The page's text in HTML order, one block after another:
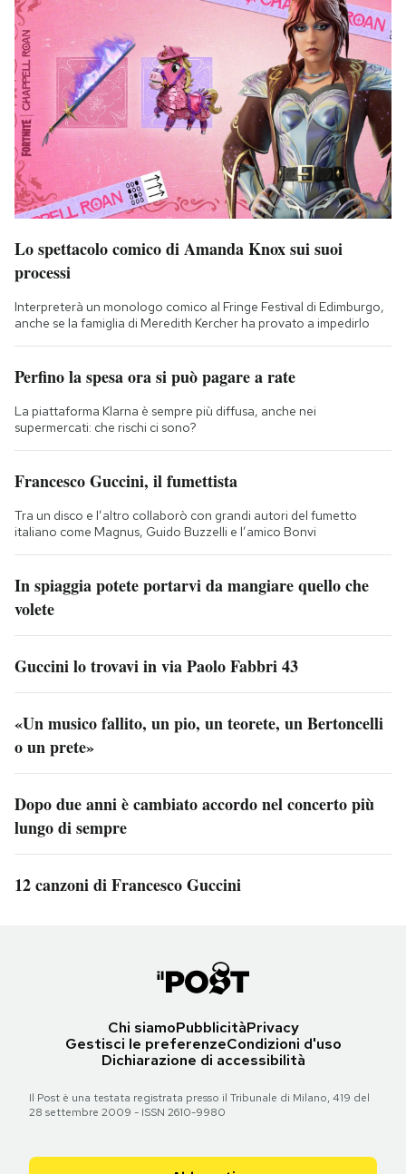
Lo spettacolo comico di Amanda Knox sui suoi
processi
Interpreterà un monologo comico al Fringe Festival di Edimburgo,
anche se la famiglia di Meredith Kercher ha provato a impedirlo
Perfino la spesa ora si può pagare a rate
La piattaforma Klarna è sempre più diffusa, anche nei
supermercati: che rischi ci sono?
Francesco Guccini, il fumettista
Tra un disco e l’altro collaborò con grandi autori del fumetto
italiano come Magnus, Guido Buzzelli e l’amico Bonvi
In spiaggia potete portarvi da mangiare quello che
volete
Guccini lo trovavi in via Paolo Fabbri 43
«Un musico fallito, un pio, un teorete, un Bertoncelli
o un prete»
Dopo due anni è cambiato accordo nel concerto più
lungo di sempre
12 canzoni di Francesco Guccini
Chi siamoPubblicitàPrivacy
Gestisci le preferenzeCondizioni d'uso
Dichiarazione di accessibilità
Il Post è una testata registrata presso il Tribunale di Milano, 419 del
28 settembre 2009 - ISSN 2610-9980